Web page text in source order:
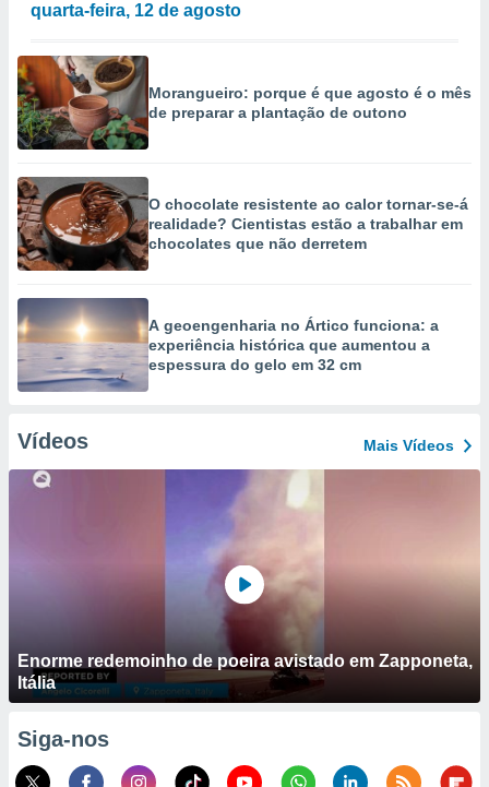
quarta-feira, 12 de agosto
Morangueiro: porque é que agosto é o mês
de preparar a plantação de outono
O chocolate resistente ao calor tornar-se-á
realidade? Cientistas estão a trabalhar em
chocolates que não derretem
A geoengenharia no Ártico funciona: a
experiência histórica que aumentou a
espessura do gelo em 32 cm
Vídeos Mais Vídeos
Enorme redemoinho de poeira avistado em Zapponeta,
Itália
Siga-nos